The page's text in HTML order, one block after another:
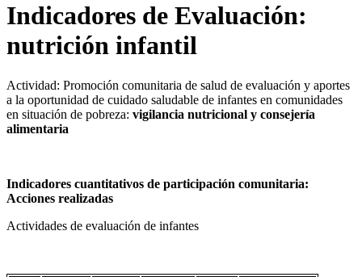
Indicadores de Evaluación:
nutrición infantil
Actividad: Promoción comunitaria de salud de evaluación y aportes
a la oportunidad de cuidado saludable de infantes en comunidades
en situación de pobreza: vigilancia nutricional y consejería
alimentaria
Indicadores cuantitativos de participación comunitaria:
Acciones realizadas
Actividades de evaluación de infantes